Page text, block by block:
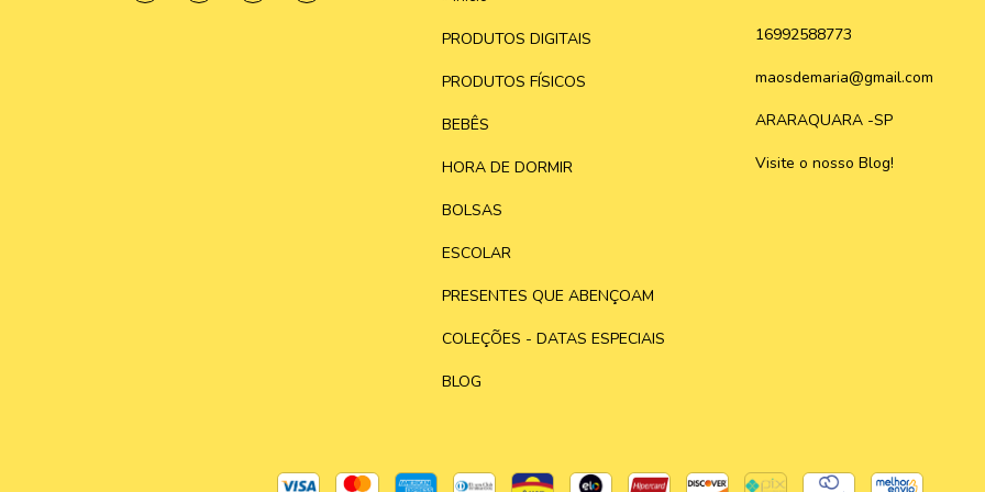
PRODUTOS DIGITAIS
PRODUTOS FÍSICOS
BEBÊS
HORA DE DORMIR
BOLSAS
ESCOLAR
PRESENTES QUE ABENÇOAM
COLEÇÕES - DATAS ESPECIAIS
BLOG
16992588773
maosdemaria@gmail.com
ARARAQUARA -SP
Visite o nosso Blog!